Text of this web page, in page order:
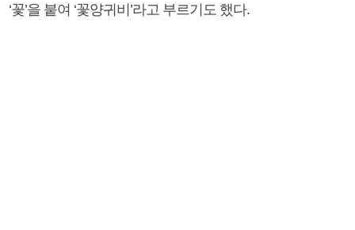
‘꽃’을 붙여 ‘꽃양귀비’라고 부르기도 했다.